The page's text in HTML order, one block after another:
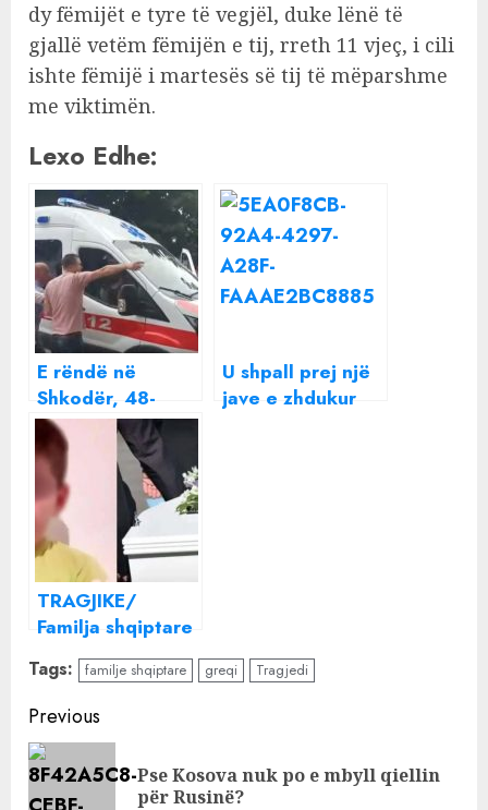
dy fëmijët e tyre të vegjël, duke lënë të
gjallë vetëm fëmijën e tij, rreth 11 vjeç, i cili
ishte fëmijë i martesës së tij të mëparshme
me viktimën.
Lexo Edhe:
E rëndë në
Shkodër, 48-
vjeçari gjendet i
vdekur në banesë
U shpall prej një
jave e zhdukur
TRAGJIKE/
Familja shqiptare
pasi varros djalin
në Shqipëri, nuk
lejohen në Greqi!
Tags: familje shqiptare greqi Tragjedi
Continue
Reading
Previous
Pse Kosova nuk po e mbyll qiellin
për Rusinë?